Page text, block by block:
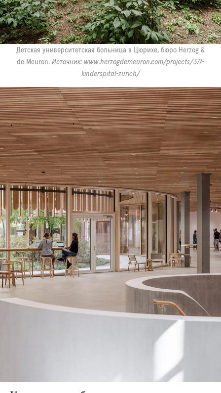
Детская университетская больница в Цюрихе, бюро Herzog &
de Meuron. Источник: www.herzogdemeuron.com/projects/377-
kinderspital-zurich/